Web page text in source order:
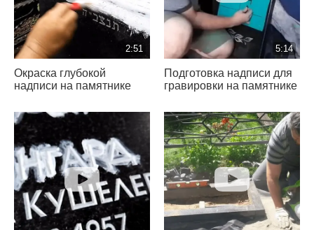
2:51
Окраска глубокой
надписи на памятнике
5:14
Подготовка надписи для
гравировки на памятнике